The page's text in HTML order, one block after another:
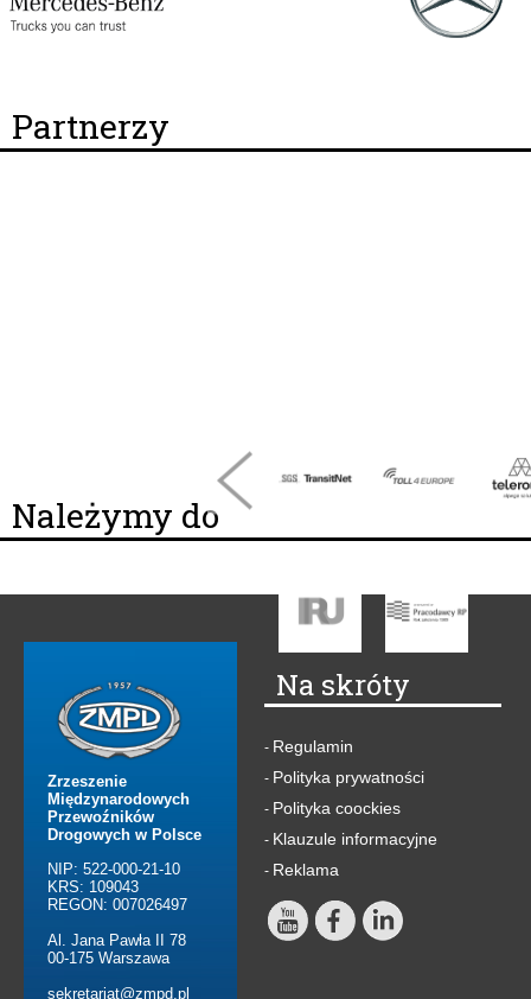
Partnerzy
Należymy do
Zrzeszenie
Międzynarodowych
Przewoźników
Drogowych w Polsce
NIP: 522-000-21-10
KRS: 109043
REGON: 007026497
Al. Jana Pawła II 78
00-175 Warszawa
sekretariat@zmpd.pl
Na skróty
- Regulamin
- Polityka prywatności
- Polityka coockies
- Klauzule informacyjne
- Reklama